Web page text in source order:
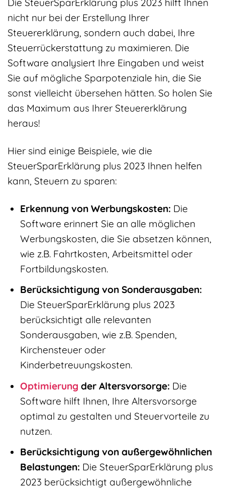
nicht nur bei der Erstellung Ihrer
Steuererklärung, sondern auch dabei, Ihre
Steuerrückerstattung zu maximieren. Die
Software analysiert Ihre Eingaben und weist
Sie auf mögliche Sparpotenziale hin, die Sie
sonst vielleicht übersehen hätten. So holen Sie
das Maximum aus Ihrer Steuererklärung
heraus!
Hier sind einige Beispiele, wie die
SteuerSparErklärung plus 2023 Ihnen helfen
kann, Steuern zu sparen:
Erkennung von Werbungskosten: Die
Software erinnert Sie an alle möglichen
Werbungskosten, die Sie absetzen können,
wie z.B. Fahrtkosten, Arbeitsmittel oder
Fortbildungskosten.
Berücksichtigung von Sonderausgaben:
Die SteuerSparErklärung plus 2023
berücksichtigt alle relevanten
Sonderausgaben, wie z.B. Spenden,
Kirchensteuer oder
Kinderbetreuungskosten.
Optimierung der Altersvorsorge: Die
Software hilft Ihnen, Ihre Altersvorsorge
optimal zu gestalten und Steuervorteile zu
nutzen.
Berücksichtigung von außergewöhnlichen
Belastungen: Die SteuerSparErklärung plus
2023 berücksichtigt außergewöhnliche